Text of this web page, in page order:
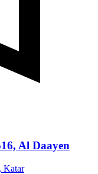
Al Daayen
Katar